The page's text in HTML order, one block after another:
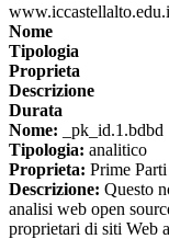
Nome
Tipologia
Proprieta
Descrizione
Durata
Nome: _pk_id.1.bdbd
Tipologia: analitico
Proprieta: Prime Parti
Descrizione: Questo
analisi web open
proprietari di siti Web